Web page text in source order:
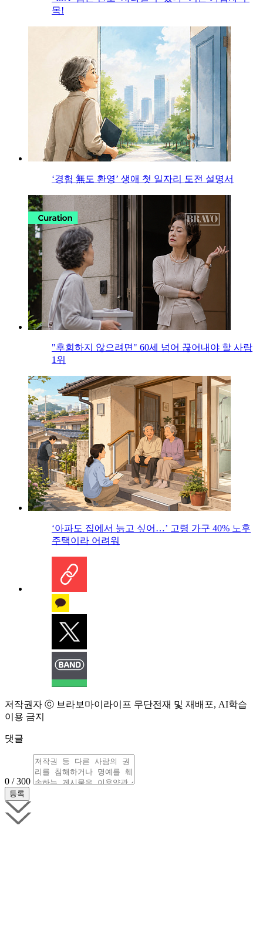
목!
‘경험 無도 환영’ 생애 첫 일자리 도전 설명서
"후회하지 않으려면" 60세 넘어 끊어내야 할 사람
1위
‘아파도 집에서 늙고 싶어…’ 고령 가구 40% 노후
주택이라 어려워
저작권자 ⓒ 브라보마이라이프 무단전재 및 재배포, AI학습
이용 금지
댓글
0 / 300